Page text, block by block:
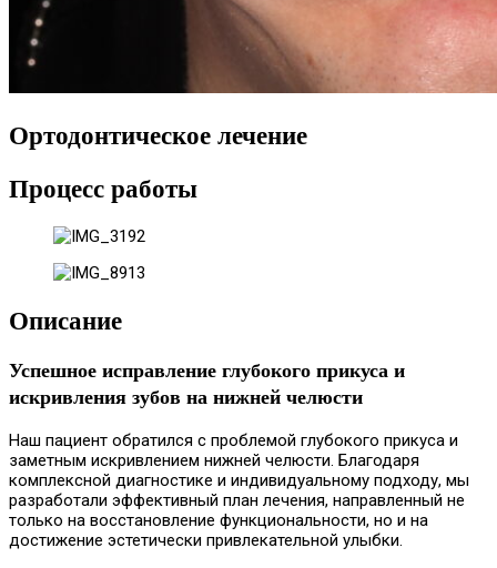
Ортодонтическое лечение
Процесс работы
Описание
Успешное исправление глубокого прикуса и
искривления зубов на нижней челюсти
Наш пациент обратился с проблемой глубокого прикуса и
заметным искривлением нижней челюсти. Благодаря
комплексной диагностике и индивидуальному подходу, мы
разработали эффективный план лечения, направленный не
только на восстановление функциональности, но и на
достижение эстетически привлекательной улыбки.